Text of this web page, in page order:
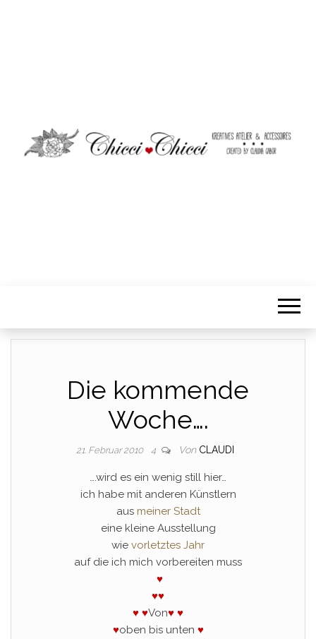
Die kommende
Woche….
21. Februar 2010 4 Von CLAUDI
….wird es ein wenig still hier…
ich habe mit anderen Künstlern
aus meiner Stadt
eine kleine Ausstellung
wie vorletztes Jahr
auf die ich mich vorbereiten muss
♥
♥♥
♥ ♥Von♥ ♥
♥oben bis unten ♥